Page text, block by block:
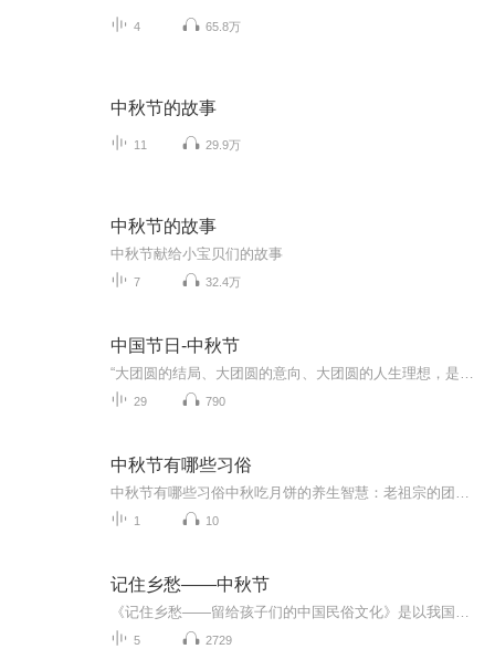
4 65.8万
中秋节的故事
11 29.9万
中秋节的故事
中秋节献给小宝贝们的故事
7 32.4万
中国节日-中秋节
29 790
中秋节有哪些习俗
1 10
记住乡愁——中秋节
5 2729